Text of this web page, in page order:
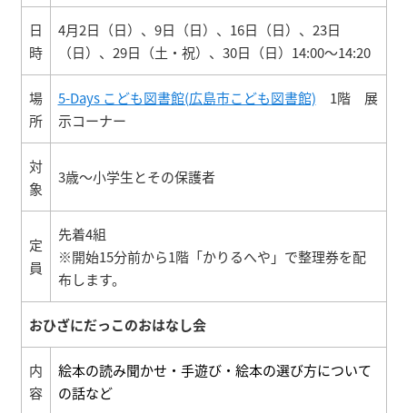
日
時
4月2日（日）、9日（日）、16日（日）、23日
（日）、29日（土・祝）、30日（日）14:00～14:20
場
所
5-Days こども図書館(広島市こども図書館) 1階 展
示コーナー
対
象
3歳～小学生とその保護者
定
員
先着4組
※開始15分前から1階「かりるへや」で整理券を配
布します。
おひざにだっこのおはなし会
内
容
絵本の読み聞かせ・手遊び・絵本の選び方について
の話など